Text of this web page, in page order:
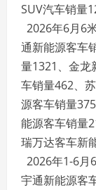
SUV汽车销量
2026年6月6
通新能源客车
量1321、金龙
车销量462、
源客车销量
能源客车销量
瑞万达客车新
2026年1-6月
宇通新能源客